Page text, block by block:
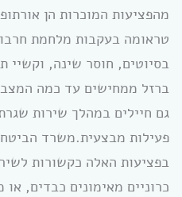
טראומה בעקבות מלחמת
בסיוטים, חוסר שינה, וקשיי
ברזל ממחישים עד כמה
גם חיילים במהלך שירות
פעילות מבצעית.משרד
בפציעות האלה כקשורות
כרוניים מאימונים כבדים,